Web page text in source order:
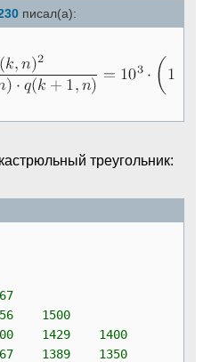
писал(а):
треугольник:
1500
1429 1400
1389 1350